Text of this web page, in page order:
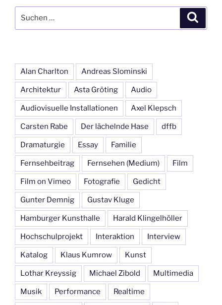
nach:
Alan Charlton Andreas Slominski
Architektur Asta Gröting Audio
Audiovisuelle Installationen Axel Klepsch
Carsten Rabe Der lächelnde Hase dffb
Dramaturgie Essay Familie
Fernsehbeitrag Fernsehen (Medium) Film
Film on Vimeo Fotografie Gedicht
Gunter Demnig Gustav Kluge
Hamburger Kunsthalle Harald Klingelhöller
Hochschulprojekt Interaktion Interview
Katalog Klaus Kumrow Kunst
Lothar Kreyssig Michael Zibold Multimedia
Musik Performance Realtime